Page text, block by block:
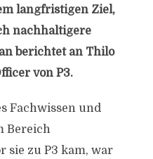
langfristigen Ziel,
nachhaltigere
berichtet an Thilo
von P3.
Fachwissen und
Bereich
sie zu P3 kam, war